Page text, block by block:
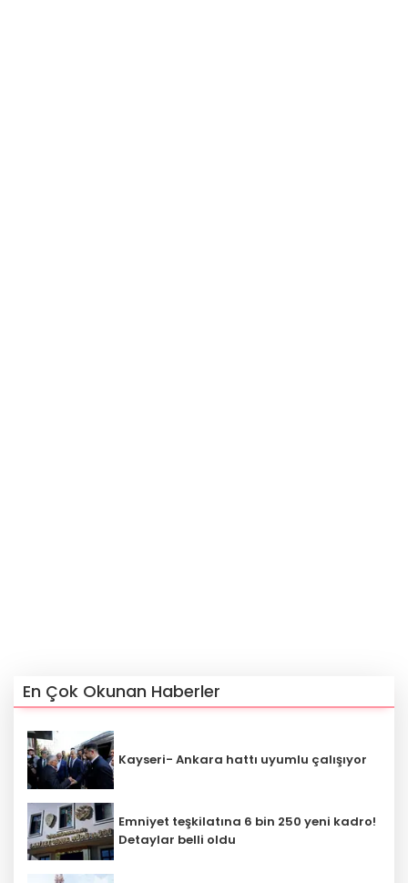
En Çok Okunan Haberler
Kayseri- Ankara hattı uyumlu çalışıyor
Emniyet teşkilatına 6 bin 250 yeni kadro!
Detaylar belli oldu